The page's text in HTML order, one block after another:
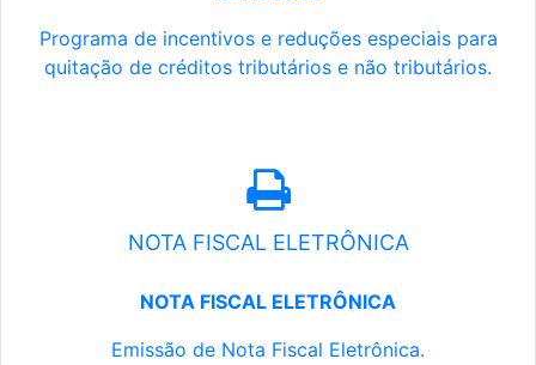
Programa de incentivos e reduções especiais para
quitação de créditos tributários e não tributários.
NOTA FISCAL ELETRÔNICA
NOTA FISCAL ELETRÔNICA
Emissão de Nota Fiscal Eletrônica.